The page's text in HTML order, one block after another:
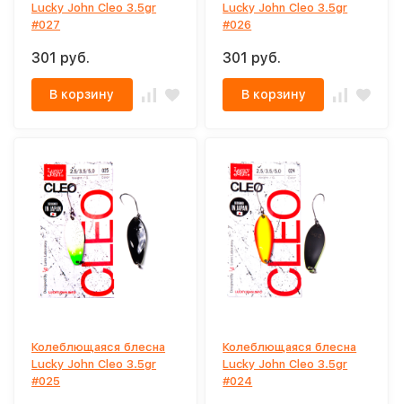
Lucky John Cleo 3.5gr
#027
301 руб.
В корзину
Lucky John Cleo 3.5gr
#026
301 руб.
В корзину
Колеблющаяся блесна
Lucky John Cleo 3.5gr
#025
Колеблющаяся блесна
Lucky John Cleo 3.5gr
#024